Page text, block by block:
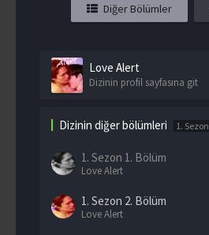
Diğer Bölümler
Love Alert
Dizinin profil sayfasına git
Dizinin diğer bölümleri 1. Sezon
1. Sezon 1. Bölüm
Love Alert
1. Sezon 2. Bölüm
Love Alert